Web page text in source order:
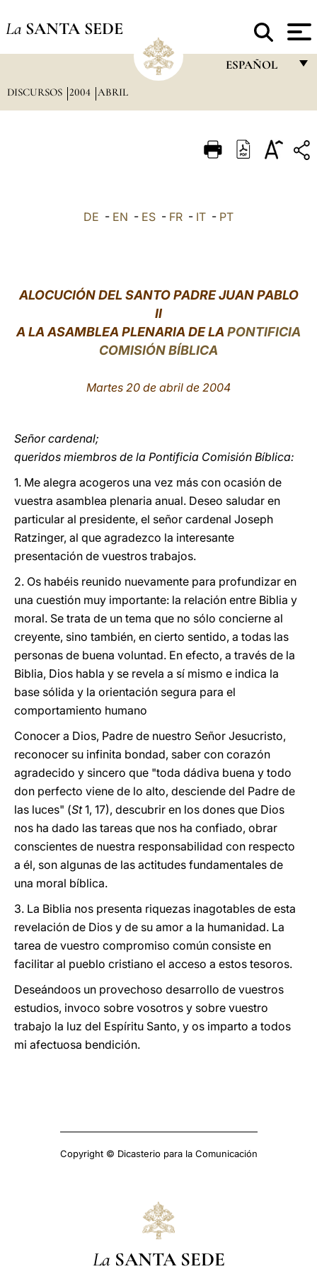
La SANTA SEDE
ESPAÑOL
ITALIANO
LATINE
DISCURSOS 2004 ABRIL
DE - EN - ES - FR - IT - PT
ALOCUCIÓN DEL SANTO PADRE JUAN PABLO
II
A LA ASAMBLEA PLENARIA DE LA PONTIFICIA
COMISIÓN BÍBLICA
Martes 20 de abril de 2004
Señor cardenal;
queridos miembros de la Pontificia Comisión Bíblica:
1. Me alegra acogeros una vez más con ocasión de
vuestra asamblea plenaria anual. Deseo saludar en
particular al presidente, el señor cardenal Joseph
Ratzinger, al que agradezco la interesante
presentación de vuestros trabajos.
2. Os habéis reunido nuevamente para profundizar en
una cuestión muy importante: la relación entre Biblia y
moral. Se trata de un tema que no sólo concierne al
creyente, sino también, en cierto sentido, a todas las
personas de buena voluntad. En efecto, a través de la
Biblia, Dios habla y se revela a sí mismo e indica la
base sólida y la orientación segura para el
comportamiento humano
Conocer a Dios, Padre de nuestro Señor Jesucristo,
reconocer su infinita bondad, saber con corazón
agradecido y sincero que "toda dádiva buena y todo
don perfecto viene de lo alto, desciende del Padre de
las luces" (St1, 17), descubrir en los dones que Dios
nos ha dado las tareas que nos ha confiado, obrar
conscientes de nuestra responsabilidad con respecto
a él, son algunas de las actitudes fundamentales de
una moral bíblica.
3. La Biblia nos presenta riquezas inagotables de esta
revelación de Dios y de su amor a la humanidad. La
tarea de vuestro compromiso común consiste en
facilitar al pueblo cristiano el acceso a estos tesoros.
Deseándoos un provechoso desarrollo de vuestros
estudios, invoco sobre vosotros y sobre vuestro
trabajo la luz del Espíritu Santo, y os imparto a todos
mi afectuosa bendición.
Copyright © Dicasterio para la Comunicación
La SANTA SEDE